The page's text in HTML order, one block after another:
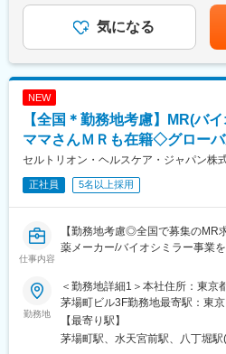
ターから要望いただく製品の改
場で関わるなど、深みと広がり
向けトレーニングルームでの実
知識・スキルを獲得いただけます
・メーカー営業として、1県～1.5
がいます。
・展示会・学会への参加、点検
あります。スケジュールは事前に
【所属組織構成】東北センタ
＊＊＊＊＊＊＊＊＊＊＊＊
上下する可能性があります。・
は平均的な加算賞与を含みます
給賃金はあくまでも目安の金額で
能性があります。月給(月額)は固
気になる
NEW
【全国＊勤務地考慮】MR(バ
ママさんＭＲも在籍◇グロー
セルトリオン・ヘルスケア・ジャパン株
正社員 5名以上採用
仕事内容
【勤務地考慮◎全国で募集のMR
薬メーカー/バイオシミラー事業を
バイオ医薬品を開発・製造する
人である当社にて、MRを募集い
■業務内容：
・MR職務の担当エリアにおいて
勤務地
＜勤務地詳細1＞本社住所：東京
茅場町ビル3F勤務地最寄駅：東
町駅受動喫煙対策：敷地内喫煙
住所：全国 受動喫煙対策：敷地
【最寄り駅】
茅場町駅、水天宮前駅、八丁堀駅